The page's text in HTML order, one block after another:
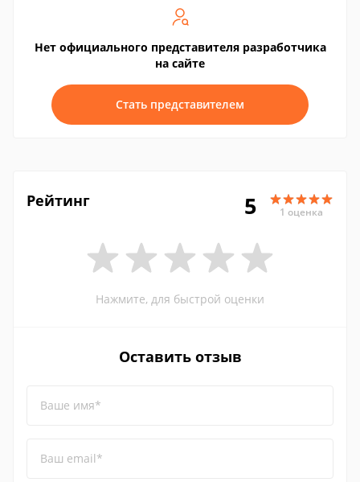
Нет официального представителя разработчика
на сайте
Стать представителем
Рейтинг 5 1 оценка
Нажмите, для быстрой оценки
Оставить отзыв
Ваше имя*
Ваш email*